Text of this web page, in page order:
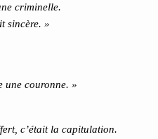
criminelle.
sincère. »
une couronne. »
c’était la capitulation.